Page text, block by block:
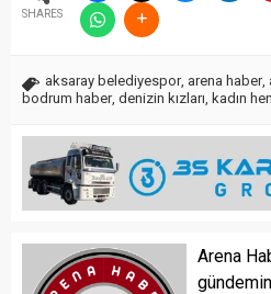
SHARES
aksaray belediyespor, arena haber,
bodrum haber, denizin kızları kadın
Arena